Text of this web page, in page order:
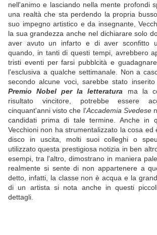
nell'animo e lasciando nella mente profondi
una realtà che sta perdendo la propria
suo impegno artistico e da insegnante,
la sua grandezza anche nel dichiarare solo
aver avuto un infarto e di aver sconfitto
quando, in tanti di questi tempi, avrebbero
tristi eventi per farsi pubblcità e
l'esclusiva a qualche settimanale. Non a
secondo alcune voci, sarebbe stato
Premio Nobel per la letteratura ma la
risultato vincitore, potrebbe essere
cinquant'anni visto che l'Accademia Svedese
candidati prima di tale termine. Anche in
Vecchioni non ha strumentalizzato la cosa ed
disco in uscita, molti suoi colleghi o
utilizzato questa prestigiosa notizia in ben
esempi, tra l'altro, dimostrano in maniera
realmente si sente di non appartenere a
detto, infatti, la classe non è acqua e la
di un artista si nota anche in questi
dettagli.